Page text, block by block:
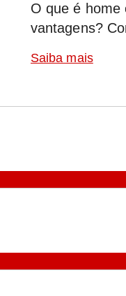
O que é home
vantagens?
Saiba mais